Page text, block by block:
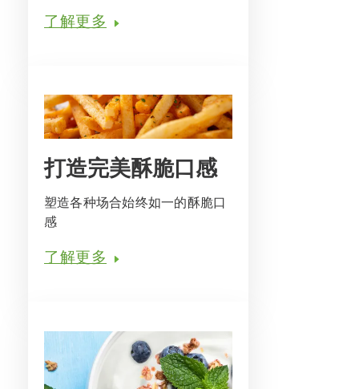
了解更多
打造完美酥脆口感
塑造各种场合始终如一的酥脆口
感
了解更多